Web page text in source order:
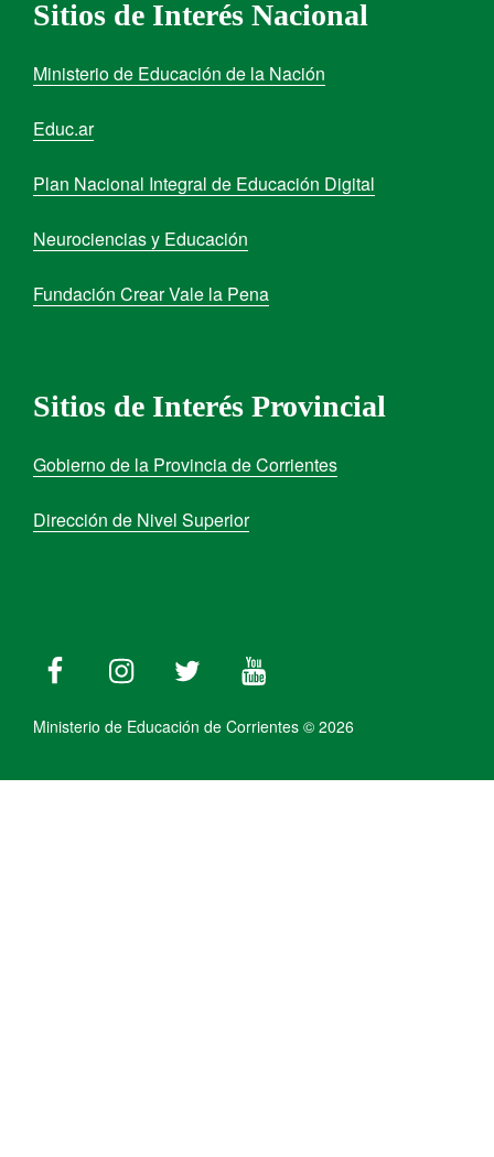
Sitios de Interés Nacional
Ministerio de Educación de la Nación
Educ.ar
Plan Nacional Integral de Educación Digital
Neurociencias y Educación
Fundación Crear Vale la Pena
Sitios de Interés Provincial
Gobierno de la Provincia de Corrientes
Dirección de Nivel Superior
Ministerio de Educación de Corrientes © 2026